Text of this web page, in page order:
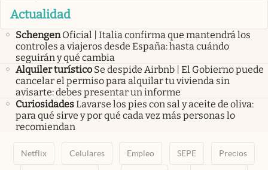
Actualidad
Schengen Oficial | Italia confirma que mantendrá los
controles a viajeros desde España: hasta cuándo
seguirán y qué cambia
Alquiler turístico Se despide Airbnb | El Gobierno puede
cancelar el permiso para alquilar tu vivienda sin
avisarte: debes presentar un informe
CuriosidadesLavarse los pies con sal y aceite de oliva:
para qué sirve y por qué cada vez más personas lo
recomiendan
Netflix Celulares Empleo SEPE Precios